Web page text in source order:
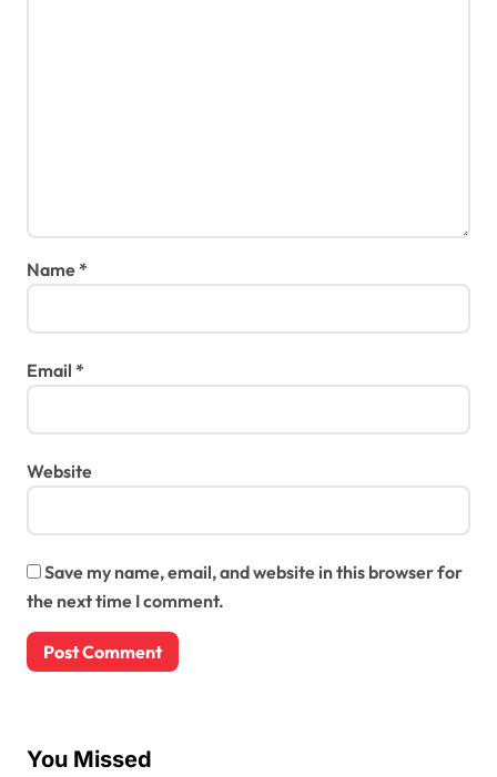
Name*
Email *
Website
Save my name, email, and website in this browser for
the next time I comment.
You Missed